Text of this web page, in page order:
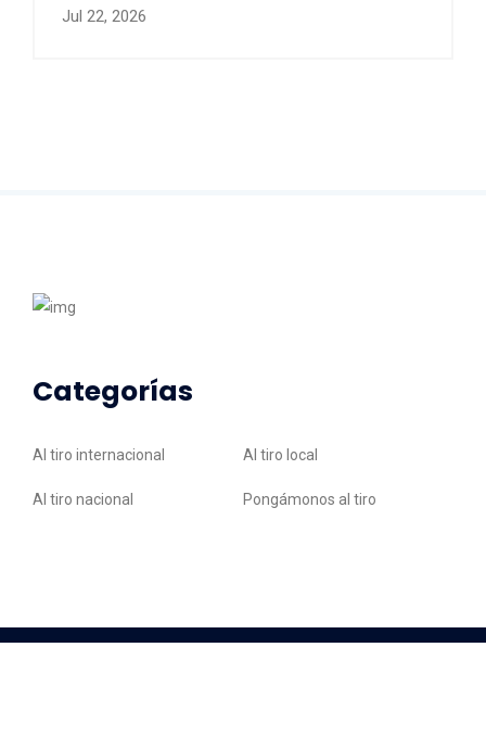
a Ciudad Hidalgo
Jul 22, 2026
Categorías
Al tiro internacional Al tiro local
Al tiro nacional Pongámonos al tiro